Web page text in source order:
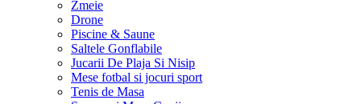
Zmeie
Drone
Piscine & Saune
Saltele Gonflabile
Jucarii De Plaja Si Nisip
Mese fotbal si jocuri sport
Tenis de Masa